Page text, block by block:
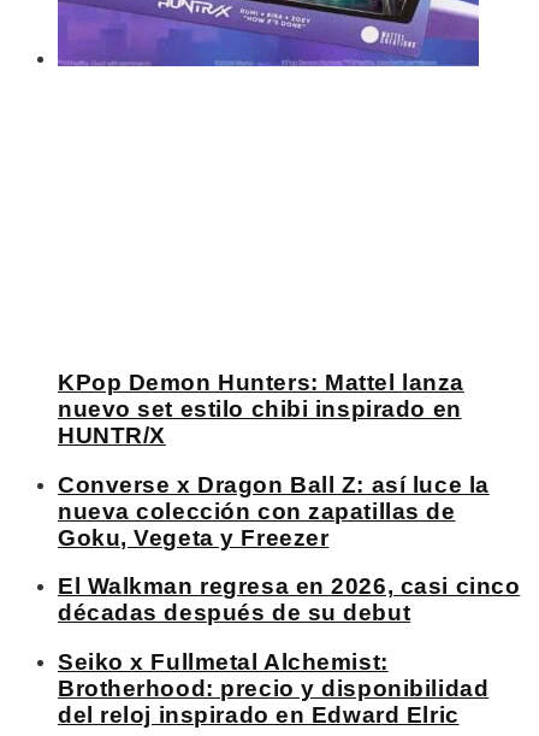
KPop Demon Hunters: Mattel lanza
nuevo set estilo chibi inspirado en
HUNTR/X
Converse x Dragon Ball Z: así luce la
nueva colección con zapatillas de
Goku, Vegeta y Freezer
El Walkman regresa en 2026, casi cinco
décadas después de su debut
Seiko x Fullmetal Alchemist:
Brotherhood: precio y disponibilidad
del reloj inspirado en Edward Elric